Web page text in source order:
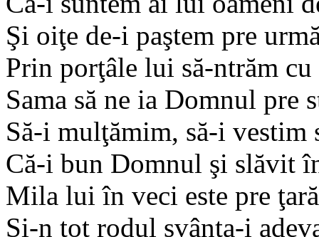
Şi oiţe de-i paştem pre
Prin porţâle lui să-ntrăm cu
Sama să ne ia Domnul pre
Să-i mulţămim, să-i vestim
Că-i bun Domnul şi slăvit
Mila lui în veci este pre ţară
Şi-n tot rodul svânta-i